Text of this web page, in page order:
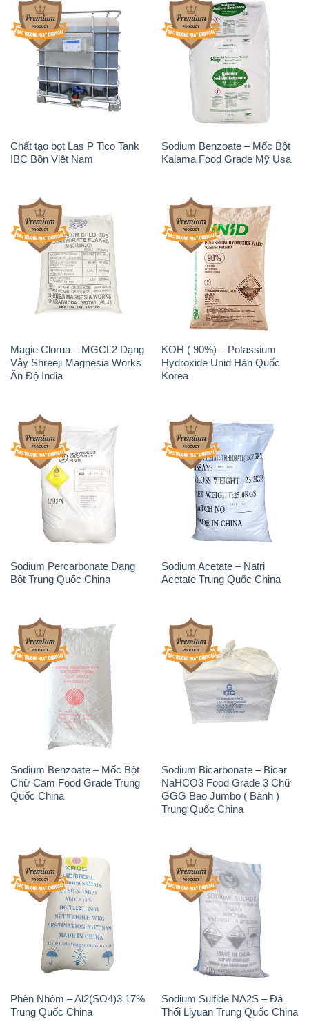
Chất tạo bọt Las P Tico Tank
IBC Bồn Việt Nam
Sodium Benzoate – Mốc Bột
Kalama Food Grade Mỹ Usa
Magie Clorua – MGCL2 Dạng
Vảy Shreeji Magnesia Works
Ấn Độ India
KOH ( 90%) – Potassium
Hydroxide Unid Hàn Quốc
Korea
Sodium Percarbonate Dạng
Bột Trung Quốc China
Sodium Acetate – Natri
Acetate Trung Quốc China
Sodium Benzoate – Mốc Bột
Chữ Cam Food Grade Trung
Quốc China
Sodium Bicarbonate – Bicar
NaHCO3 Food Grade 3 Chữ
GGG Bao Jumbo ( Bành )
Trung Quốc China
Phèn Nhôm – Al2(SO4)3 17%
Trung Quốc China
Sodium Sulfide NA2S – Đá
Thối Liyuan Trung Quốc China